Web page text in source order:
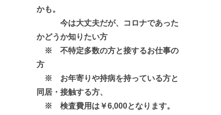
かも。
今は大丈夫だが、コロナであった
かどうか知りたい方
※ 不特定多数の方と接するお仕事の
方
※ お年寄りや持病を持っている方と
同居・接触する方、
※ 検査費用は￥6,000となります。